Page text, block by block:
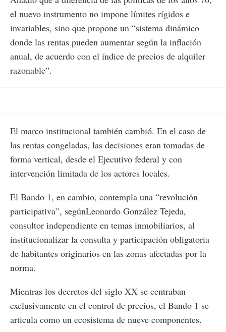
el nuevo instrumento no impone límites rígidos e
invariables, sino que propone un “sistema dinámico
donde las rentas pueden aumentar según la inflación
anual, de acuerdo con el índice de precios de alquiler
razonable”.
El marco institucional también cambió. En el caso de
las rentas congeladas, las decisiones eran tomadas de
forma vertical, desde el Ejecutivo federal y con
intervención limitada de los actores locales.
El Bando 1, en cambio, contempla una “revolución
participativa”, segúnLeonardo González Tejeda,
consultor independiente en temas inmobiliarios, al
institucionalizar la consulta y participación obligatoria
de habitantes originarios en las zonas afectadas por la
norma.
Mientras los decretos del siglo XX se centraban
exclusivamente en el control de precios, el Bando 1 se
articula como un ecosistema de nueve componentes.